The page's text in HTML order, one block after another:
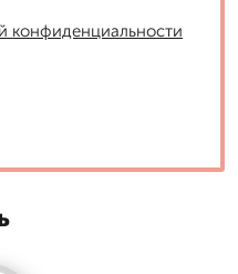
конфиденциальности